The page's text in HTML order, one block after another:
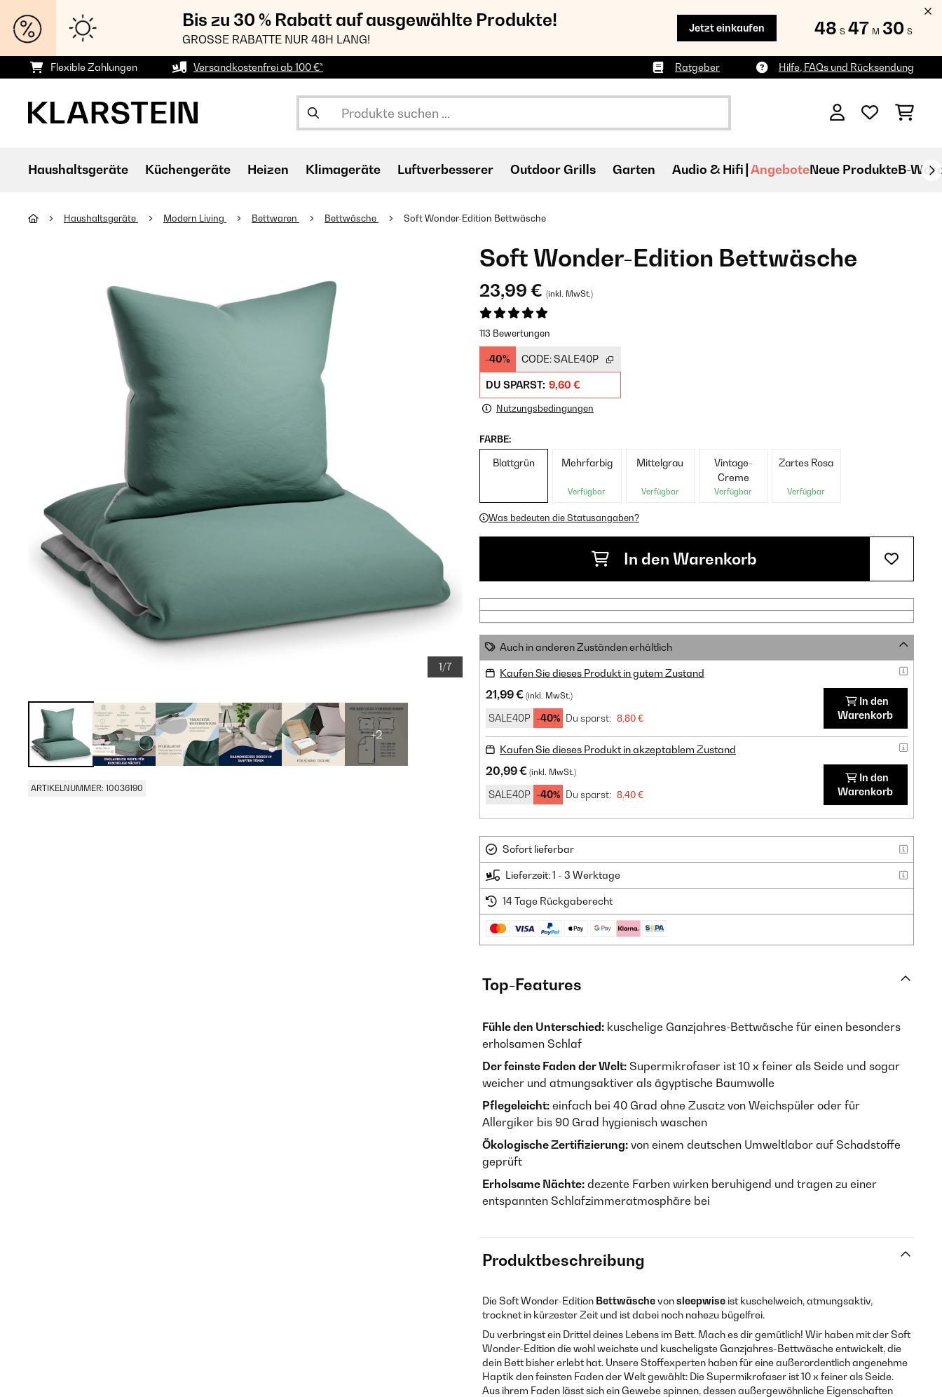
Bis zu 30 % Rabatt auf ausgewählte Produkte!
GROSSE RABATTE NUR 48H LANG!
Jetzt einkaufen 48 S 47 M 28 S
Flexible Zahlungen Versandkostenfrei ab 100 €* Ratgeber Hilfe, FAQs und Rücksendung
Haushaltsgeräte Küchengeräte Heizen Klimageräte Luftverbesserer Outdoor Grills Garten Audio & Hifi AngeboteNeue ProdukteB-
Haushaltsgeräte Modern Living Bettwaren Bettwäsche Soft Wonder-Edition Bettwäsche
1/7
+2
ARTIKELNUMMER: 10036190
Soft Wonder-Edition Bettwäsche
23,99 € (inkl. MwSt.)
113 Bewertungen
-40% CODE:SALE40P
DU SPARST: 9,60 €
Nutzungsbedingungen
FARBE:
Blattgrün Mehrfarbig
Verfügbar
Mittelgrau
Verfügbar
Vintage-
Creme
Verfügbar
Zartes Rosa
Verfügbar
Was bedeuten die Statusangaben?
In den Warenkorb
Auch in anderen Zuständen erhältlich
Kaufen Sie dieses Produkt in gutem Zustand
21,99 € (inkl. MwSt.)
SALE40P -40% Du sparst: 8,80 €
In den
Warenkorb
Kaufen Sie dieses Produkt in akzeptablem Zustand
20,99 € (inkl. MwSt.)
SALE40P -40% Du sparst: 8,40 €
In den
Warenkorb
Sofort lieferbar
Lieferzeit: 1 - 3 Werktage
14 Tage Rückgaberecht
Top-Features
Fühle den Unterschied: kuschelige Ganzjahres-Bettwäsche für einen besonders
erholsamen Schlaf
Der feinste Faden der Welt: Supermikrofaser ist 10 x feiner als Seide und sogar
weicher und atmungsaktiver als ägyptische Baumwolle
Pflegeleicht: einfach bei 40 Grad ohne Zusatz von Weichspüler oder für
Allergiker bis 90 Grad hygienisch waschen
Ökologische Zertifizierung: von einem deutschen Umweltlabor auf Schadstoffe
geprüft
Erholsame Nächte: dezente Farben wirken beruhigend und tragen zu einer
entspannten Schlafzimmeratmosphäre bei
Produktbeschreibung
Die Soft Wonder-Edition Bettwäschevonsleepwise ist kuschelweich, atmungsaktiv,
trocknet in kürzester Zeit und ist dabei noch nahezu bügelfrei.
Du verbringst ein Drittel deines Lebens im Bett. Mach es dir gemütlich! Wir haben mit der Soft
Wonder-Edition die wohl weichste und kuscheligste Ganzjahres-Bettwäsche entwickelt, die
dein Bett bisher erlebt hat. Unsere Stoffexperten haben für eine außerordentlich angenehme
Haptik den feinsten Faden der Welt gewählt: Die Supermikrofaser ist 10 x feiner als Seide.
Aus ihrem Faden lässt sich ein Gewebe spinnen, dessen außergewöhnliche Eigenschaften